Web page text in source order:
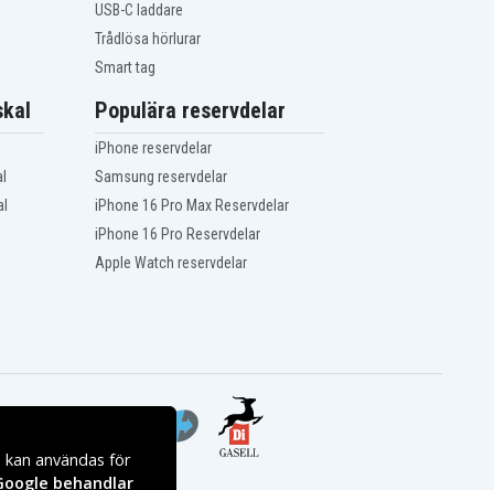
USB-C laddare
Trådlösa hörlurar
Smart tag
Populära reservdelar
iPhone reservdelar
Samsung reservdelar
iPhone 16 Pro Max Reservdelar
iPhone 16 Pro Reservdelar
Apple Watch reservdelar
användas för
behandlar